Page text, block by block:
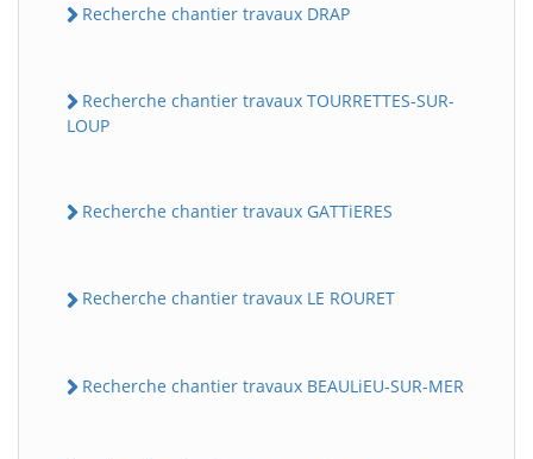
Recherche chantier travaux DRAP
Recherche chantier travaux TOURRETTES-SUR-
LOUP
Recherche chantier travaux GATTiERES
Recherche chantier travaux LE ROURET
Recherche chantier travaux BEAULiEU-SUR-MER